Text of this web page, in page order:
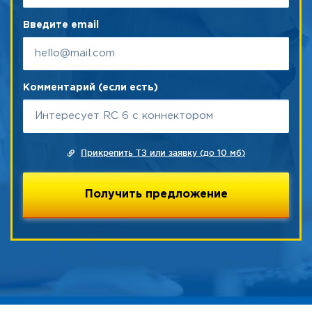
Введите email
Комментарий (если есть)
Прикрепить ТЗ или заявку (до 10 мб)